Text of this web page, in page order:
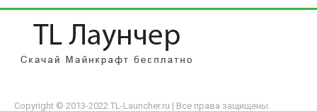
Copyright © 2013-2022 TL-Launcher.ru | Все права защищены.